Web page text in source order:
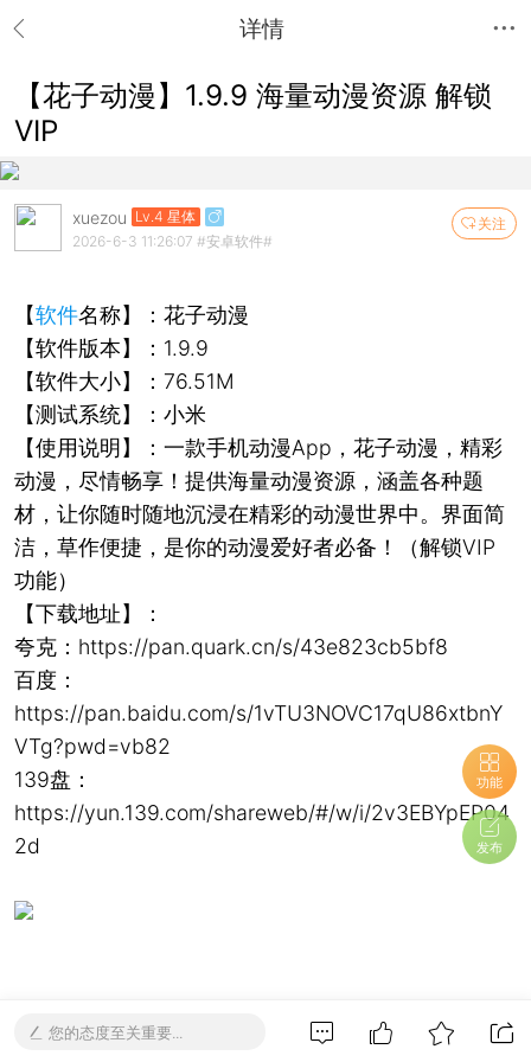
详情
【花子动漫】1.9.9 海量动漫资源 解锁
VIP
关注
xuezou Lv.4 星体
2026-6-3 11:26:07 #安卓软件#
【软件名称】：花子动漫
【软件版本】：1.9.9
【软件大小】：76.51M
【测试系统】：小米
【使用说明】：一款手机动漫App，花子动漫，精彩
动漫，尽情畅享！提供海量动漫资源，涵盖各种题
材，让你随时随地沉浸在精彩的动漫世界中。界面简
洁，草作便捷，是你的动漫爱好者必备！（解锁VIP
功能）
【下载地址】：
夸克：https://pan.quark.cn/s/43e823cb5bf8
百度：
https://pan.baidu.com/s/1vTU3NOVC17qU86xtbnY
VTg?pwd=vb82
139盘：
https://yun.139.com/shareweb/#/w/i/2v3EBYpEP04
2d
您的态度至关重要...
功能
发布